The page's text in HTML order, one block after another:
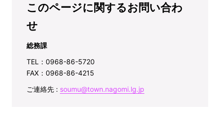
このページに関するお問い合わ
せ
総務課
TEL：0968-86-5720
FAX：0968-86-4215
ご連絡先 : soumu@town.nagomi.lg.jp